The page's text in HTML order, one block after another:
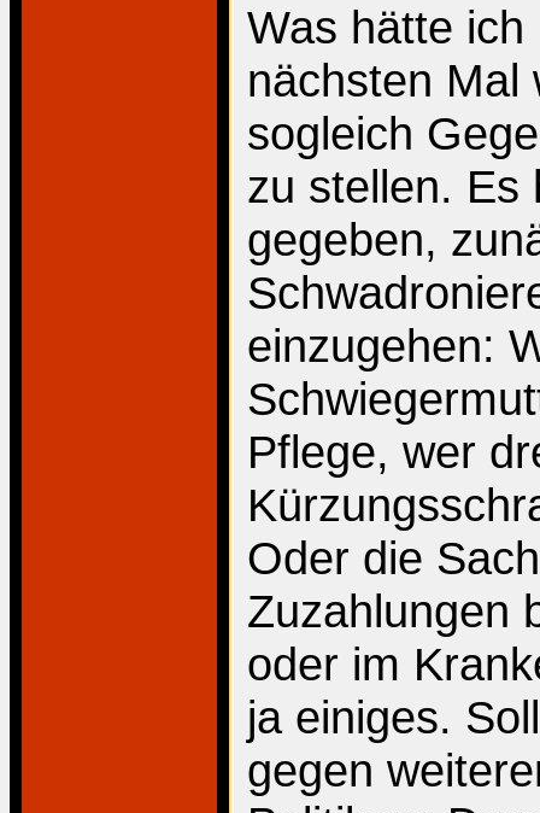
Was hätte
nächsten Mal
sogleich
zu stellen. Es
gegeben,
einzugehen:
Pflege, wer
Oder die
Zuzahlungen
oder im
ja einiges.
gegen